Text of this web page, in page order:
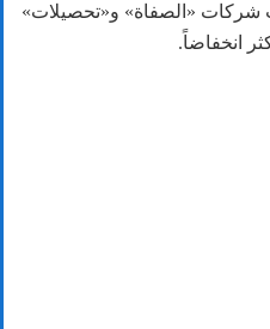
شركات «الصفاة» و«تحصيلات»
انخفاضاً.